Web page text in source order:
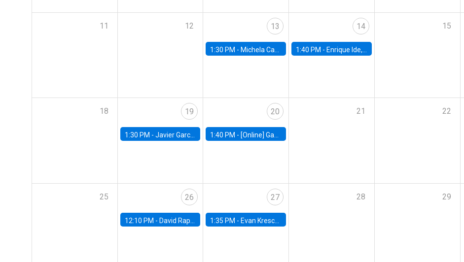
11 12 13
1:30 PM - Michela Carlana, Harvard Kennedy School
14
1:40 PM - Enrique Ide, IESE
15
18 19
1:30 PM - Javier Garcia Cicco, Universidad de San Andres
20
1:40 PM - [Online] Gabriel Englander, World Bank
21 22
25 26
12:10 PM - David Rappoport, FED Board
27
1:35 PM - Evan Kresch, Oberlin College
28 29